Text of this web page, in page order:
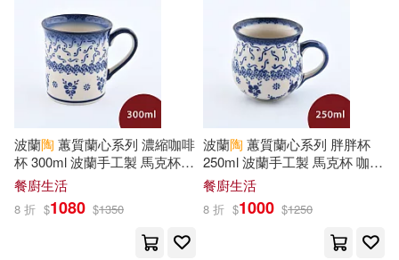
牛勝玉(38)
Mary Pope(36) TMA(36)
唯乃アキラ(36)
ヴァージニア二等兵(35)
PRESTIGE(96)
Usborne Publishing Ltd(96)
北京理工大學出版社(96)
皇冠(95) 中國林業出版社(93)
世界圖書出版公司北京公司(92)
波蘭陶 蕙質蘭心系列 濃縮咖啡
杯 300ml 波蘭手工製 馬克杯
咖啡杯 水杯 茶杯
餐廚生活
8 折 $1080 $1350
波蘭陶 蕙質蘭心系列 胖胖杯
250ml 波蘭手工製 馬克杯 咖啡
杯 水杯 茶杯
餐廚生活
8 折 $1000 $1250